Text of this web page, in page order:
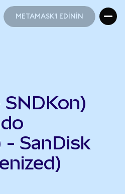
METAMASK'I EDİNİN
SNDKon)
- SanDisk